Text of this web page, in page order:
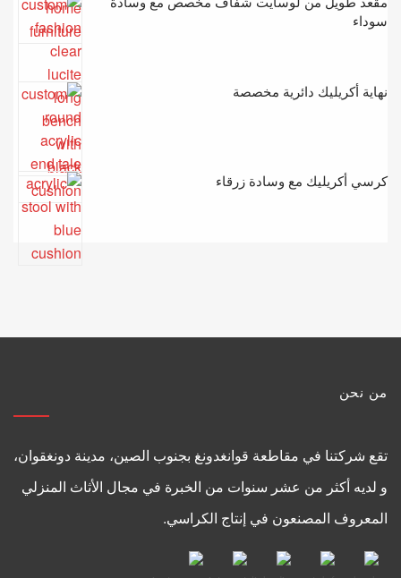
سوداء
نهاية أكريليك دائرية مخصصة
كرسي أكريليك مع وسادة زرقاء
من نحن
تقع شركتنا في مقاطعة قوانغدونغ بجنوب الصين، مدينة دونغقوان،
و لديه أكثر من عشر سنوات من الخبرة في مجال الأثاث المنزلي
المعروف المصنعون في إنتاج الكراسي.